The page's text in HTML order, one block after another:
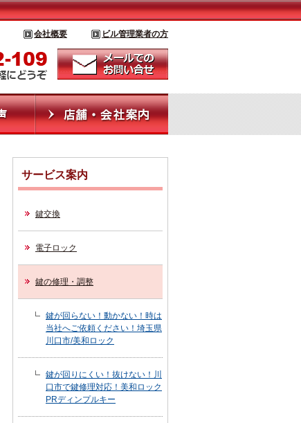
会社概要 ビル管理業者の方
サービス案内
鍵交換
電子ロック
鍵の修理・調整
鍵が回らない！動かない！時は
当社へご依頼ください！埼玉県
川口市/美和ロック
鍵が回りにくい！抜けない！川
口市で鍵修理対応！美和ロック
PRディンプルキー